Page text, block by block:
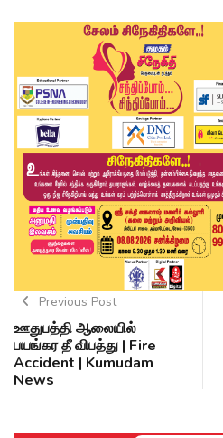
Previous Post
ஊதுபத்தி ஆலையில்
பயங்கர தீ விபத்து | Fire
Accident | Kumudam
News